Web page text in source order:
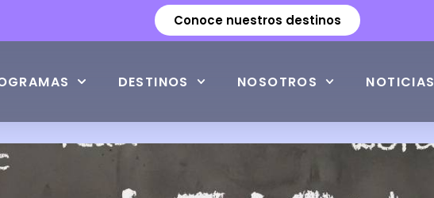
Conoce nuestros destinos
DESTINOS NOSOTROS NOTICIAS